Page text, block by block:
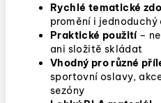
Rychlé tematické
promění i
Praktické použití–
ani složitě skládat
Vhodný pro různé
sportovní oslavy,
sezóny